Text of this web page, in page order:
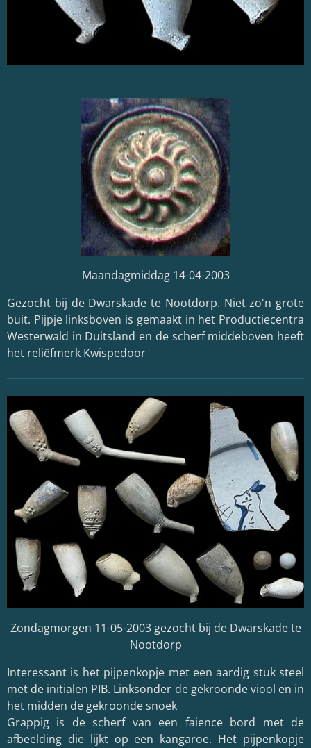
Maandagmiddag 14-04-2003
Gezocht bij de Dwarskade te Nootdorp. Niet zo'n grote
buit. Pijpje linksboven is gemaakt in het Productiecentra
Westerwald in Duitsland en de scherf middeboven heeft
het reliëfmerk Kwispedoor
Zondagmorgen 11-05-2003 gezocht bij de Dwarskade te
Nootdorp
Interessant is het pijpenkopje met een aardig stuk steel
met de initialen PIB. Linksonder de gekroonde viool en in
het midden de gekroonde snoek
Grappig is de scherf van een faience bord met de
afbeelding die lijkt op een kangaroe. Het pijpenkopje